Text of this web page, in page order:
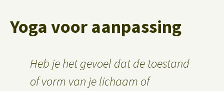
Yoga voor aanpassing
Heb je het gevoel dat de toestand
of vorm van je lichaam of